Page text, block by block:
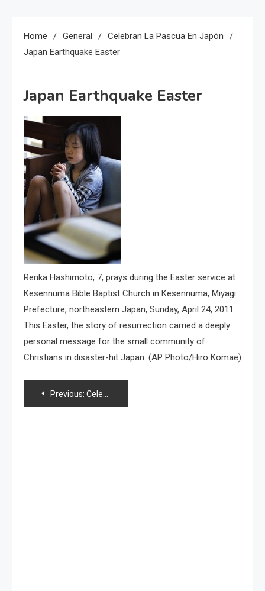
Home General
Celebran La Pascua En Japón
Japan Earthquake Easter
Japan Earthquake Easter
Renka Hashimoto, 7, prays during the Easter service at
Kesennuma Bible Baptist Church in Kesennuma, Miyagi
Prefecture, northeastern Japan, Sunday, April 24, 2011.
This Easter, the story of resurrection carried a deeply
personal message for the small community of
Christians in disaster-hit Japan. (AP Photo/Hiro Komae)
Navegación
Previous: Celebran la Pascua en Japón